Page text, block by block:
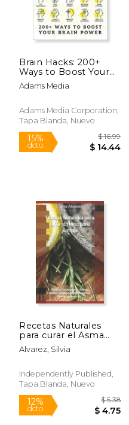
15%
dcto. $ 16.96
Brain Hacks: 200+
Ways to Boost Your
Brain Power (en
Inglés)
Adams Media
Adams Media Corporation,
Tapa Blanda, Nuevo
Recetas Naturales
para curar el Asma
para siempre:
Recetas para curar
Bronquial, Bronquitis,
Rinitis y sinusitis.
Alvarez, Silvia
Independently Published,
Tapa Blanda, Nuevo